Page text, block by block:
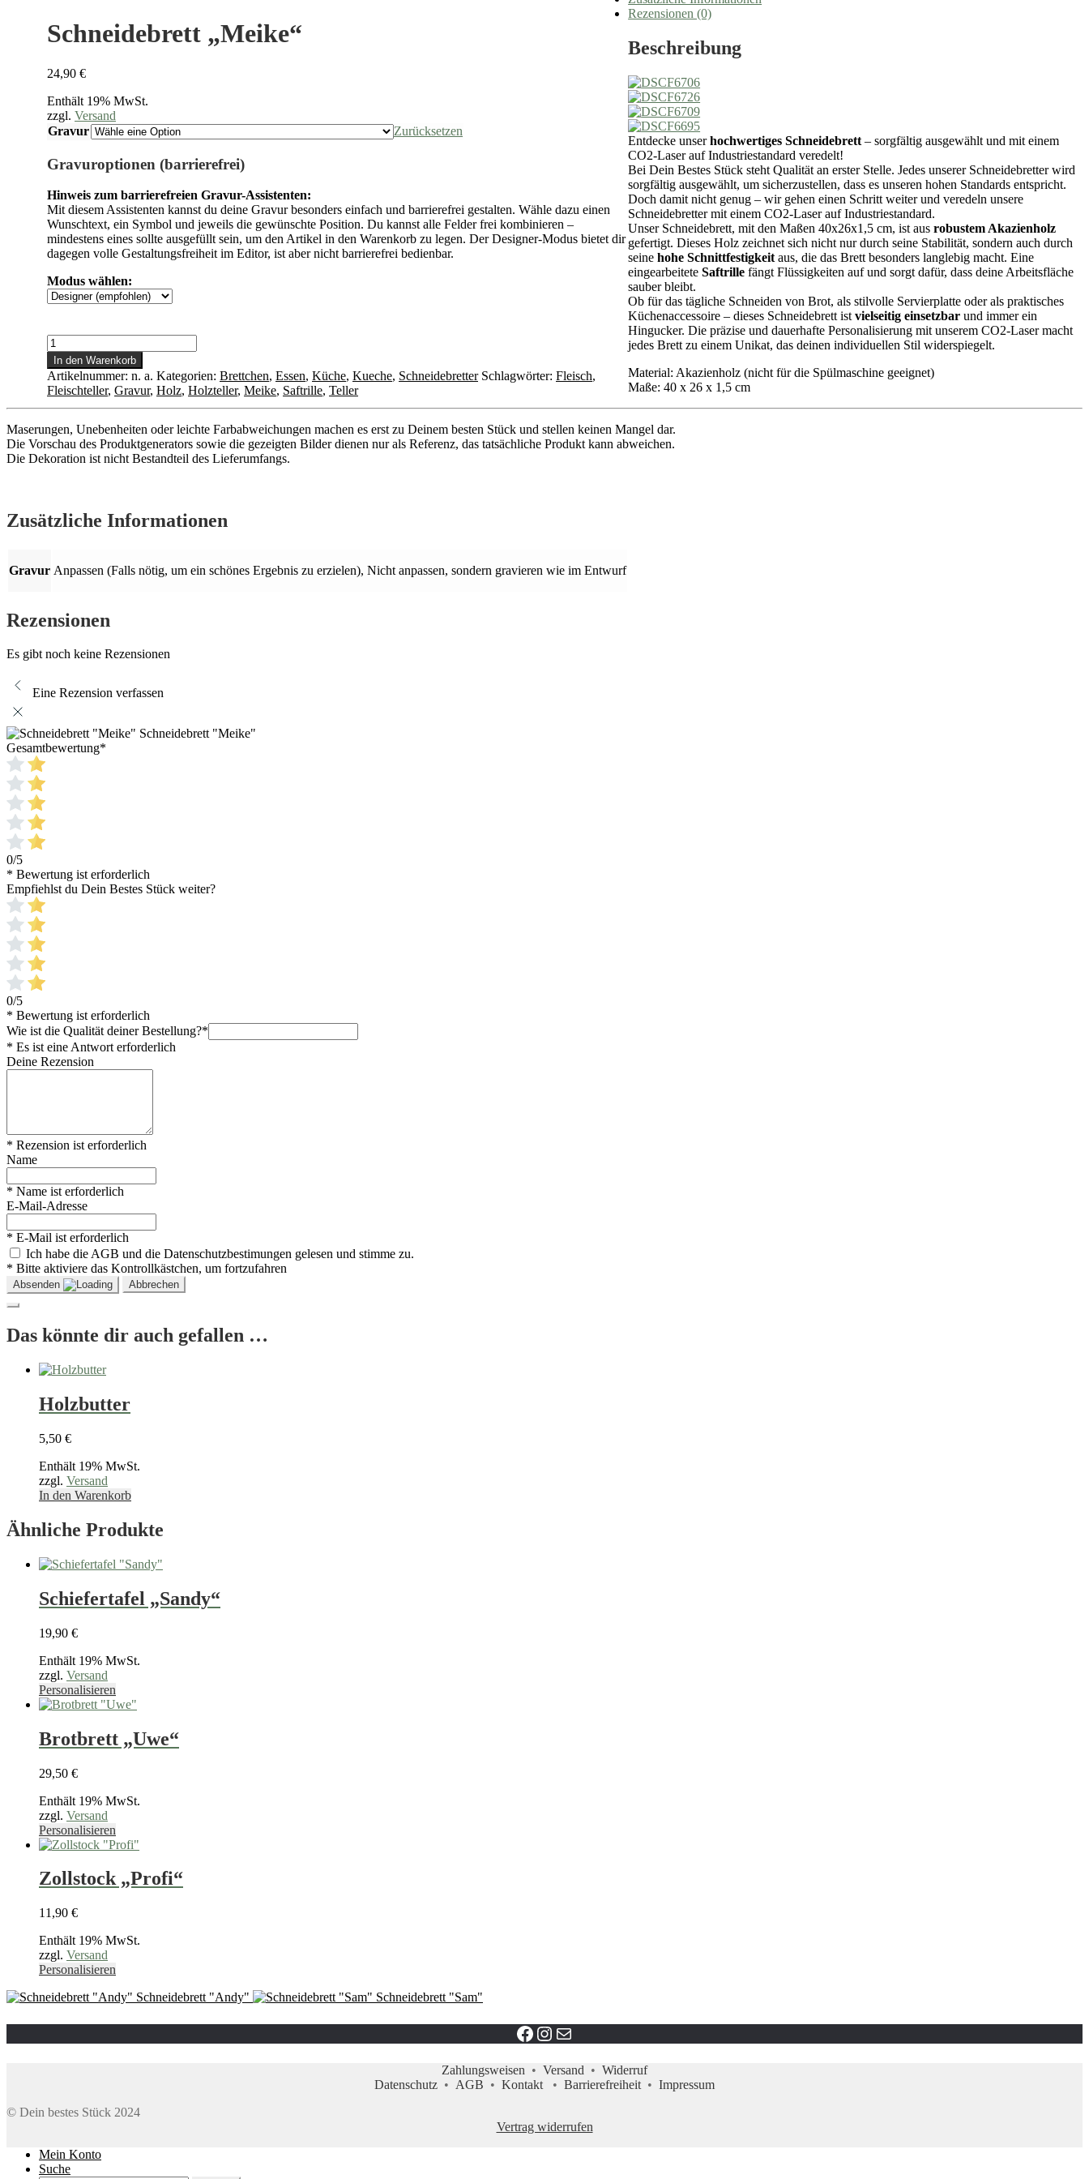
Schneidebrett „Meike“
24,90 €
Enthält 19% MwSt.
zzgl. Versand
Gravur
Zurücksetzen
Gravuroptionen (barrierefrei)
Hinweis zum barrierefreien Gravur-Assistenten:
Mit diesem Assistenten kannst du deine Gravur besonders einfach und barrierefrei gestalten. Wähle dazu einen
Wunschtext, ein Symbol und jeweils die gewünschte Position. Du kannst alle Felder frei kombinieren –
mindestens eines sollte ausgefüllt sein, um den Artikel in den Warenkorb zu legen. Der Designer-Modus bietet dir
dagegen volle Gestaltungsfreiheit im Editor, ist aber nicht barrierefrei bedienbar.
Modus wählen:
Schneidebrett
"Meike"
Menge
In den Warenkorb
Artikelnummer: n. a. Kategorien: Brettchen, Essen, Küche, Kueche, Schneidebretter Schlagwörter: Fleisch,
Fleischteller, Gravur, Holz, Holzteller, Meike, Saftrille, Teller
Rezensionen (0)
Beschreibung
Entdecke unserhochwertiges Schneidebrett – sorgfältig ausgewählt und mit einem
CO2-Laser auf Industriestandard veredelt!
Bei Dein Bestes Stück steht Qualität an erster Stelle. Jedes unserer Schneidebretter wird
sorgfältig ausgewählt, um sicherzustellen, dass es unseren hohen Standards entspricht.
Doch damit nicht genug – wir gehen einen Schritt weiter und veredeln unsere
Schneidebretter mit einem CO2-Laser auf Industriestandard.
Unser Schneidebrett, mit den Maßen 40x26x1,5 cm, ist ausrobustem Akazienholz
gefertigt. Dieses Holz zeichnet sich nicht nur durch seine Stabilität, sondern auch durch
seinehohe Schnittfestigkeit aus, die das Brett besonders langlebig macht. Eine
eingearbeiteteSaftrille fängt Flüssigkeiten auf und sorgt dafür, dass deine Arbeitsfläche
sauber bleibt.
Ob für das tägliche Schneiden von Brot, als stilvolle Servierplatte oder als praktisches
Küchenaccessoire – dieses Schneidebrett istvielseitig einsetzbar und immer ein
Hingucker. Die präzise und dauerhafte Personalisierung mit unserem CO2-Laser macht
jedes Brett zu einem Unikat, das deinen individuellen Stil widerspiegelt.
Material: Akazienholz (nicht für die Spülmaschine geeignet)
Maße:40 x 26 x 1,5 cm
Maserungen, Unebenheiten oder leichte Farbabweichungen machen es erst zu Deinem besten Stück und stellen keinen Mangel dar.
Die Vorschau des Produktgenerators sowie die gezeigten Bilder dienen nur als Referenz, das tatsächliche Produkt kann abweichen.
Die Dekoration ist nicht Bestandteil des Lieferumfangs.
Zusätzliche Informationen
Gravur Anpassen (Falls nötig, um ein schönes Ergebnis zu erzielen), Nicht anpassen, sondern gravieren wie im Entwurf
Rezensionen
Es gibt noch keine Rezensionen
Eine Rezension verfassen
Schneidebrett "Meike"
Gesamtbewertung*
0/5
* Bewertung ist erforderlich
Empfiehlst du Dein Bestes Stück weiter?
0/5
* Bewertung ist erforderlich
Wie ist die Qualität deiner Bestellung?*
* Es ist eine Antwort erforderlich
Deine Rezension
* Rezension ist erforderlich
Name
* Name ist erforderlich
E-Mail-Adresse
* E-Mail ist erforderlich
Ich habe die AGB und die Datenschutzbestimungen gelesen und stimme zu.
* Bitte aktiviere das Kontrollkästchen, um fortzufahren
Absenden Abbrechen
Das könnte dir auch gefallen …
Holzbutter
5,50 €
Enthält 19% MwSt.
zzgl. Versand
In den Warenkorb
Ähnliche Produkte
Schiefertafel „Sandy“
19,90 €
Enthält 19% MwSt.
zzgl. Versand
Personalisieren
Produkt
mehrere
Varianten
können
der
Produktseite
werden
Brotbrett „Uwe“
29,50 €
Enthält 19% MwSt.
zzgl. Versand
Personalisieren
Produkt
mehrere
Varianten
können
der
Produktseite
gewählt
Zollstock „Profi“
11,90 €
Enthält 19% MwSt.
zzgl. Versand
Personalisieren
weist
Varianten
auf.
der
Schneidebrett "Andy" Schneidebrett "Sam"
Facebook linkinstagram profil
Mail
Zahlungsweisen • Versand • Widerruf
Datenschutz • AGB • Kontakt • Barrierefreiheit • Impressum
© Dein bestes Stück 2024
Vertrag widerrufen
Mein Konto
Suche